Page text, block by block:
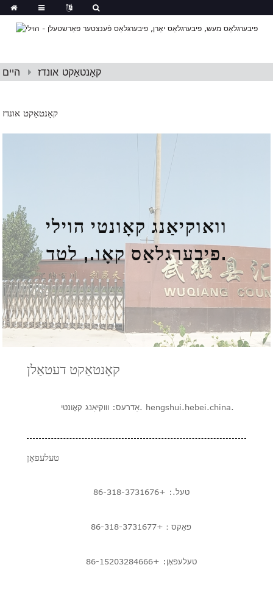
היים קאָנטאַקט אונדז
קאָנטאַקט אונדז
וואוקיאַנג קאָונטי הוילי
פיבערגלאַס קאָו., לטד.
קאָנטאַקט דעטאַלן
אַדרעס: וווקיאַנג קאָונטי. hengshui.hebei.china.
טעלעפאָן
טעל.: +86-318-3731676
פאַקס：+86-318-3731677
טעלעפאָן: +86-15203284666